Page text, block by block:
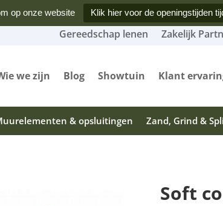
op onze website Klik hier voor de openingstijden
Gereedschap lenen Zakelijk
we zijn Blog Showtuin Klant
& opsluitingen Zand, Grind &
Soft